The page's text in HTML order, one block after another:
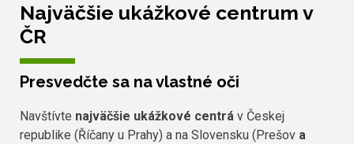
Najväčšie ukážkové centrum v
ČR
Presvedčte sa na vlastné oči
Navštívte najväčšie ukážkové centrá v Českej
republike (Říčany u Prahy) a na Slovensku (Prešov a